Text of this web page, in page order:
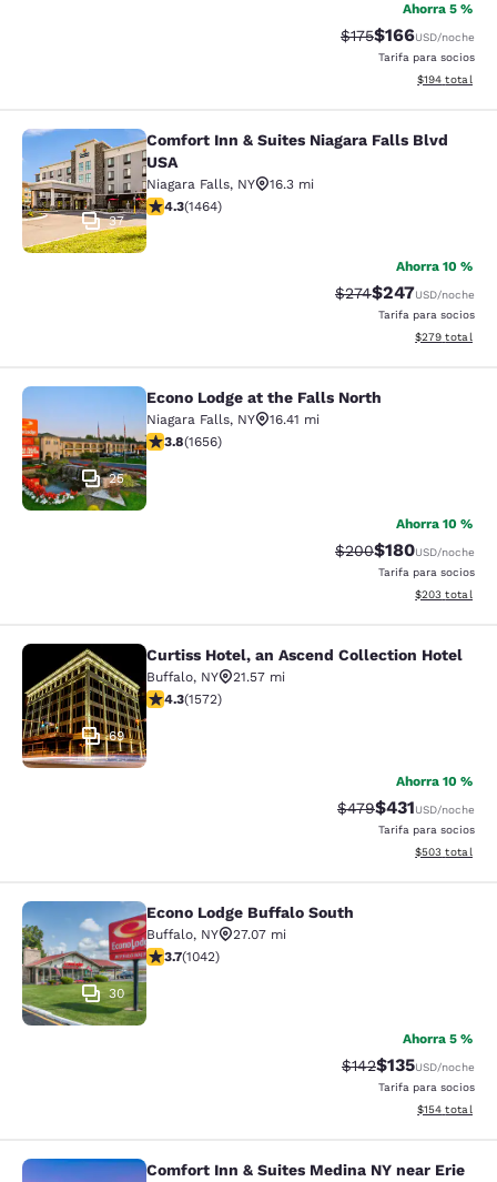
Ahorra 5 %
Precio tachado:
$175Precio con
$166USD/noche
Tarifa para socios
Ver detalles
$194 total
Comfort Inn & Suites Niagara Falls
37
Comfort Inn & Suites Niagara Falls Blvd
USA
Niagara Falls, NY
16.3 mi
calificación de 4.35 estrellas. Excelente. 1464 reseñas
4.3(1464)
Ahorra 10 %
Precio tachado:
$274Precio con
$247USD/noche
Tarifa para socios
Ver detalles
$279 total
Econo Lodge at the Falls North
25
Econo Lodge at the Falls North
Niagara Falls, NY
16.41 mi
calificación de 3.77 estrellas. Bueno. 1656 reseñas
3.8(1656)
Ahorra 10 %
Precio tachado:
$200Precio con
$180USD/noche
Tarifa para socios
Ver detalles
$203 total
Curtiss Hotel, an Ascend Collection
69
Curtiss Hotel, an Ascend Collection Hotel
Buffalo, NY
21.57 mi
calificación de 4.32 estrellas. Excelente. 1572 reseñas
4.3(1572)
Ahorra 10 %
Precio tachado:
$479Precio con
$431USD/noche
Tarifa para socios
Ver detalles
$503 total
Econo Lodge Buffalo South
30
Econo Lodge Buffalo South
Buffalo, NY
27.07 mi
calificación de 3.66 estrellas. Bueno. 1042 reseñas
3.7(1042)
Ahorra 5 %
Precio tachado:
$142Precio con
$135USD/noche
Tarifa para socios
Ver detalles
$154 total
Comfort Inn & Suites Medina NY near Erie